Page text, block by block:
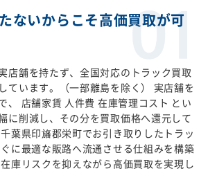
ないからこそ高価買取が可
店舗を持たず、全国対応のトラック買取
ています。（一部離島を除く） 実店舗を
、 店舗家賃 人件費 在庫管理コスト とい
に削減し、その分を買取価格へ還元して
葉県印旛郡栄町でお引き取りしたトラッ
に最適な販路へ流通させる仕組みを構築
庫リスクを抑えながら高価買取を実現し